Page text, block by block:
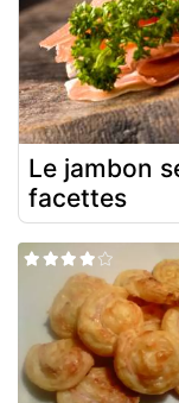
Le jambon
facettes